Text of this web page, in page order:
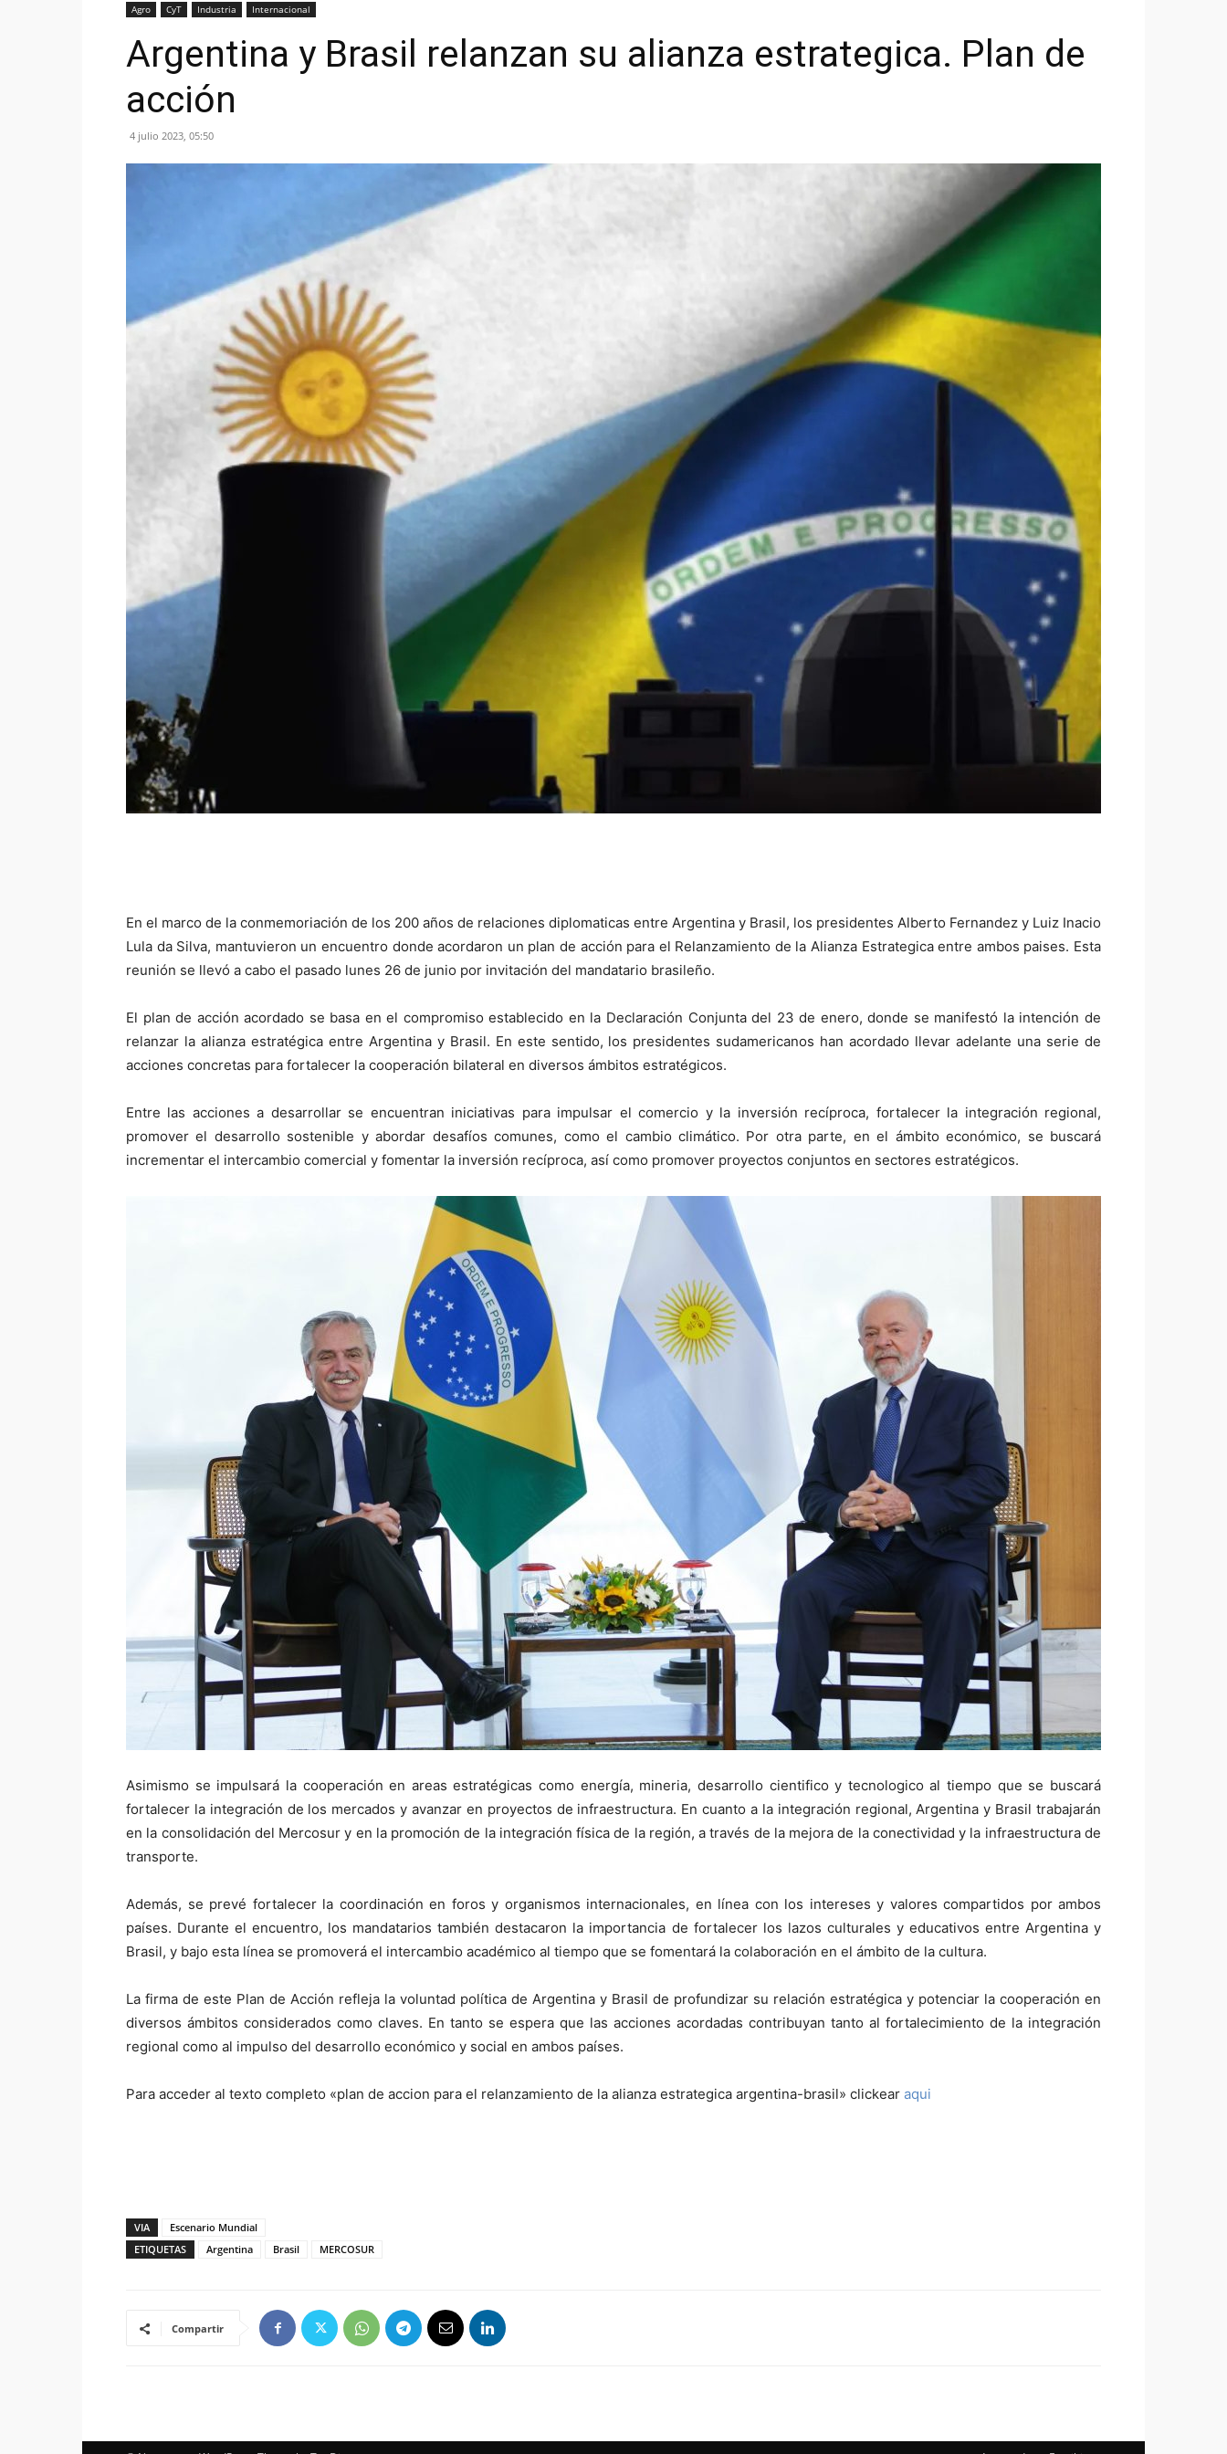
Agro CyT Industria Internacional
Argentina y Brasil relanzan su alianza estrategica. Plan de
acción
4 julio 2023, 05:50
En el marco de la conmemoriación de los 200 años de relaciones diplomaticas entre Argentina y Brasil, los presidentes Alberto Fernandez y Luiz Inacio
Lula da Silva, mantuvieron un encuentro donde acordaron un plan de acción para el Relanzamiento de la Alianza Estrategica entre ambos paises. Esta
reunión se llevó a cabo el pasado lunes 26 de junio por invitación del mandatario brasileño.
El plan de acción acordado se basa en el compromiso establecido en la Declaración Conjunta del 23 de enero, donde se manifestó la intención de
relanzar la alianza estratégica entre Argentina y Brasil. En este sentido, los presidentes sudamericanos han acordado llevar adelante una serie de
acciones concretas para fortalecer la cooperación bilateral en diversos ámbitos estratégicos.
Entre las acciones a desarrollar se encuentran iniciativas para impulsar el comercio y la inversión recíproca, fortalecer la integración regional,
promover el desarrollo sostenible y abordar desafíos comunes, como el cambio climático. Por otra parte, en el ámbito económico, se buscará
incrementar el intercambio comercial y fomentar la inversión recíproca, así como promover proyectos conjuntos en sectores estratégicos.
Asimismo se impulsará la cooperación en areas estratégicas como energía, mineria, desarrollo cientifico y tecnologico al tiempo que se buscará
fortalecer la integración de los mercados y avanzar en proyectos de infraestructura. En cuanto a la integración regional, Argentina y Brasil trabajarán
en la consolidación del Mercosur y en la promoción de la integración física de la región, a través de la mejora de la conectividad y la infraestructura de
transporte.
Además, se prevé fortalecer la coordinación en foros y organismos internacionales, en línea con los intereses y valores compartidos por ambos
países. Durante el encuentro, los mandatarios también destacaron la importancia de fortalecer los lazos culturales y educativos entre Argentina y
Brasil, y bajo esta línea se promoverá el intercambio académico al tiempo que se fomentará la colaboración en el ámbito de la cultura.
La firma de este Plan de Acción refleja la voluntad política de Argentina y Brasil de profundizar su relación estratégica y potenciar la cooperación en
diversos ámbitos considerados como claves. En tanto se espera que las acciones acordadas contribuyan tanto al fortalecimiento de la integración
regional como al impulso del desarrollo económico y social en ambos países.
Para acceder al texto completo «plan de accion para el relanzamiento de la alianza estrategica argentina-brasil» clickear aqui
VIA
Escenario Mundial
ETIQUETAS
Argentina Brasil MERCOSUR
Compartir